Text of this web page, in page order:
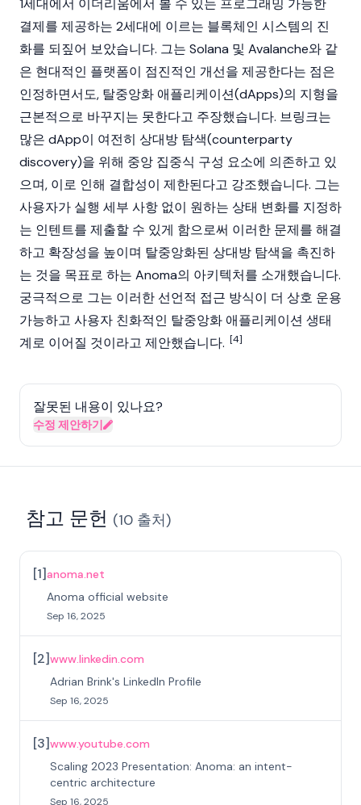
1세대에서 이더리움에서 볼 수 있는 프로그래밍 가능한
결제를 제공하는 2세대에 이르는 블록체인 시스템의 진
화를 되짚어 보았습니다. 그는 Solana 및 Avalanche와 같
은 현대적인 플랫폼이 점진적인 개선을 제공한다는 점은
인정하면서도, 탈중앙화 애플리케이션(dApps)의 지형을
근본적으로 바꾸지는 못한다고 주장했습니다. 브링크는
많은 dApp이 여전히 상대방 탐색(counterparty
discovery)을 위해 중앙 집중식 구성 요소에 의존하고 있
으며, 이로 인해 결합성이 제한된다고 강조했습니다. 그는
사용자가 실행 세부 사항 없이 원하는 상태 변화를 지정하
는 인텐트를 제출할 수 있게 함으로써 이러한 문제를 해결
하고 확장성을 높이며 탈중앙화된 상대방 탐색을 촉진하
는 것을 목표로 하는 Anoma의 아키텍처를 소개했습니다.
궁극적으로 그는 이러한 선언적 접근 방식이 더 상호 운용
가능하고 사용자 친화적인 탈중앙화 애플리케이션 생태
계로 이어질 것이라고 제안했습니다. [4]
잘못된 내용이 있나요?
수정 제안하기
참고 문헌 (10 출처)
[1]anoma.net
Anoma official website
Sep 16, 2025
[2]www.linkedin.com
Adrian Brink's LinkedIn Profile
Sep 16, 2025
[3]www.youtube.com
Scaling 2023 Presentation: Anoma: an intent-
centric architecture
Sep 16, 2025